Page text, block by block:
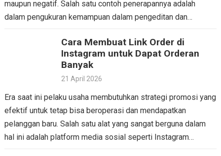
maupun negatif. Salah satu contoh penerapannya adalah
dalam pengukuran kemampuan dalam pengeditan dan
Cara Membuat Link Order di
Instagram untuk Dapat Orderan
Banyak
21 April 2026
Era saat ini pelaku usaha membutuhkan strategi promosi yang
efektif untuk tetap bisa beroperasi dan mendapatkan
pelanggan baru. Salah satu alat yang sangat berguna dalam
hal ini adalah platform media sosial seperti Instagram…